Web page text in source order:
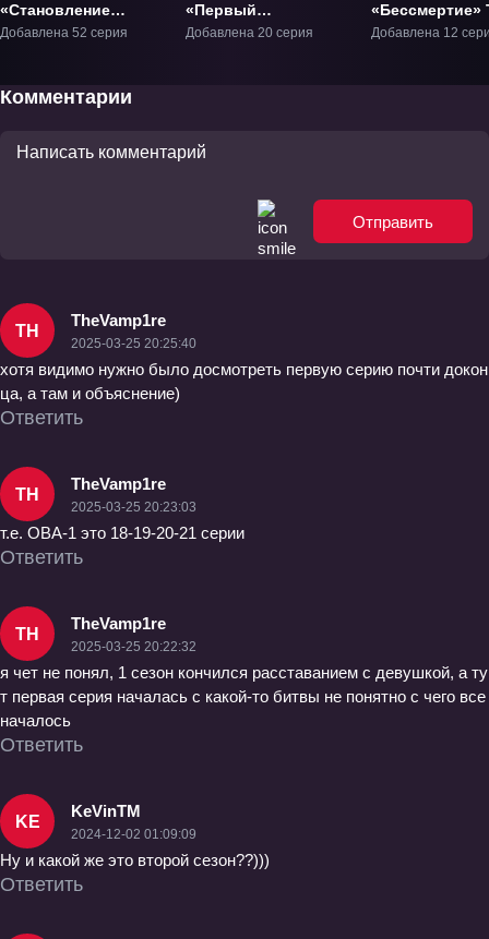
«Становление
богом» ТВ-1
Добавлена 52 серия
«Первый
бессмертный на
Добавлена 20 серия
«Бессмертие»
Добавлена 12
Комментарии
Отправить
TH
TheVamp1re
2025-03-25 20:25:40
хотя видимо нужно было досмотреть первую серию почти докон
ца, а там и объяснение)
Ответить
TH
TheVamp1re
2025-03-25 20:23:03
т.е. ОВА-1 это 18-19-20-21 серии
Ответить
TH
TheVamp1re
2025-03-25 20:22:32
я чет не понял, 1 сезон кончился расставанием с девушкой, а ту
т первая серия началась с какой-то битвы не понятно с чего все
началось
Ответить
KE
KeVinTM
2024-12-02 01:09:09
Ну и какой же это второй сезон??)))
Ответить